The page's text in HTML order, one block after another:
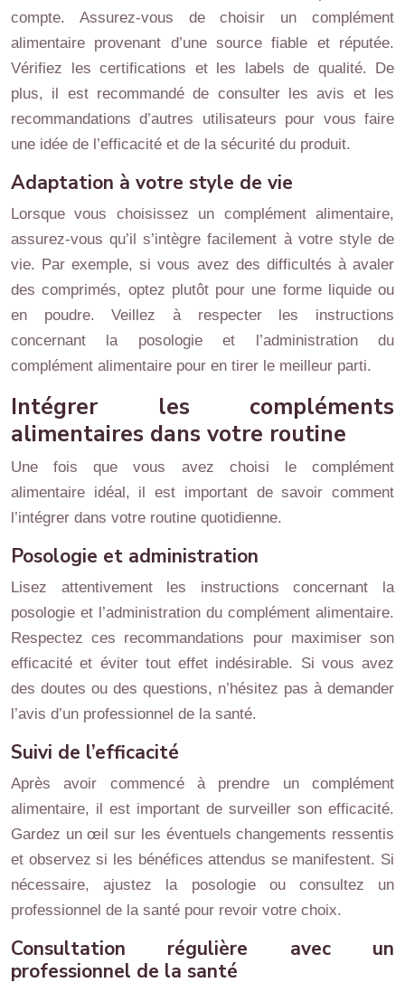
compte. Assurez-vous de choisir un complément
alimentaire provenant d’une source fiable et réputée.
Vérifiez les certifications et les labels de qualité. De
plus, il est recommandé de consulter les avis et les
recommandations d’autres utilisateurs pour vous faire
une idée de l’efficacité et de la sécurité du produit.
Adaptation à votre style de vie
Lorsque vous choisissez un complément alimentaire,
assurez-vous qu’il s’intègre facilement à votre style de
vie. Par exemple, si vous avez des difficultés à avaler
des comprimés, optez plutôt pour une forme liquide ou
en poudre. Veillez à respecter les instructions
concernant la posologie et l’administration du
complément alimentaire pour en tirer le meilleur parti.
Intégrer les compléments
alimentaires dans votre routine
Une fois que vous avez choisi le complément
alimentaire idéal, il est important de savoir comment
l’intégrer dans votre routine quotidienne.
Posologie et administration
Lisez attentivement les instructions concernant la
posologie et l’administration du complément alimentaire.
Respectez ces recommandations pour maximiser son
efficacité et éviter tout effet indésirable. Si vous avez
des doutes ou des questions, n’hésitez pas à demander
l’avis d’un professionnel de la santé.
Suivi de l’efficacité
Après avoir commencé à prendre un complément
alimentaire, il est important de surveiller son efficacité.
Gardez un œil sur les éventuels changements ressentis
et observez si les bénéfices attendus se manifestent. Si
nécessaire, ajustez la posologie ou consultez un
professionnel de la santé pour revoir votre choix.
Consultation régulière avec un
professionnel de la santé